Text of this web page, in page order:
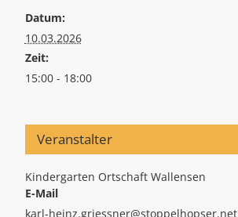
Datum:
10.03.2026
Zeit:
15:00 - 18:00
Veranstalter
Kindergarten Ortschaft Wallensen
E-Mail
karl-heinz.griessner@stoppelhopser.net